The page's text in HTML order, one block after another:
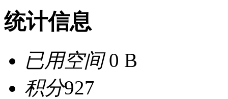
统计信息
已用空间0 B
积分927